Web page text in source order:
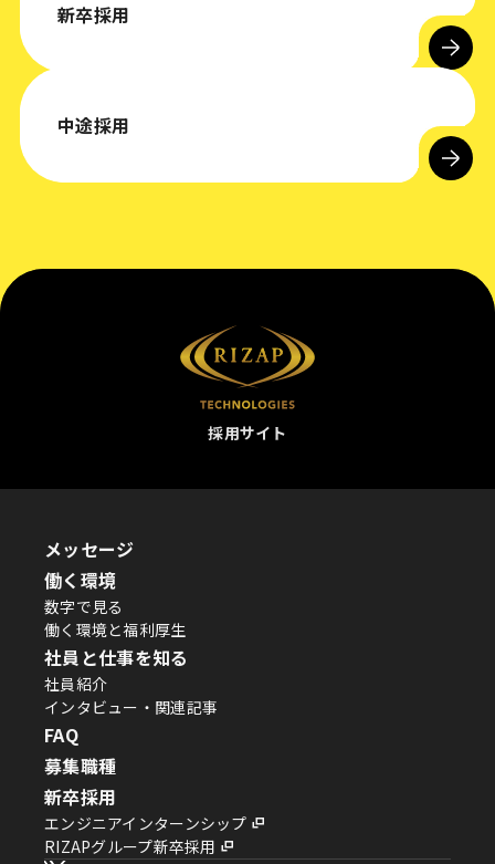
新卒採用
中途採用
採用サイト
メッセージ
働く環境
数字で見る
働く環境と福利厚生
社員と仕事を知る
社員紹介
インタビュー・関連記事
FAQ
募集職種
新卒採用
エンジニアインターンシップ
RIZAPグループ新卒採用